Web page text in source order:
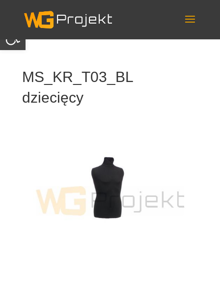
Otwórz pasek narzędzi
content
MS_KR_T03_BL
dziecięcy